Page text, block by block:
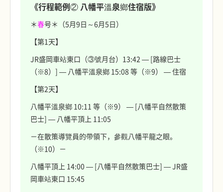
《行程範例② 八幡平溫泉鄉住宿版》
＊春号＊（5月9日～6月5日）
【第1天】
JR盛岡車站東口（③號月台）13:42 — [路線巴士
（※8）] — 八幡平溫泉鄉 15:08 等（※9） — 住宿
【第2天】
八幡平溫泉鄉 10:11 等（※9） — [八幡平自然散策
巴士] — 八幡平頂上 11:05
－在散策導覽員的帶領下，參觀八幡平龍之眼。
（※10）－
八幡平頂上 14:00 — [八幡平自然散策巴士] — JR盛
岡車站東口 15:45